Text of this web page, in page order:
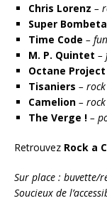
Chris Lorenz –
Super
Time Code –
M. P. Quintet –
Octane Project
Tisaniers – rock
Camelion – rock
The Verge ! –
Retrouvez Rock a
Sur place : buvette/
Soucieux de